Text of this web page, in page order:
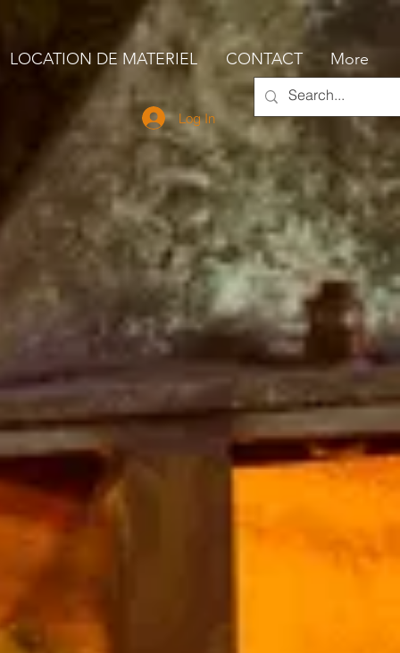
LOCATION DE MATERIEL CONTACT More
Log In